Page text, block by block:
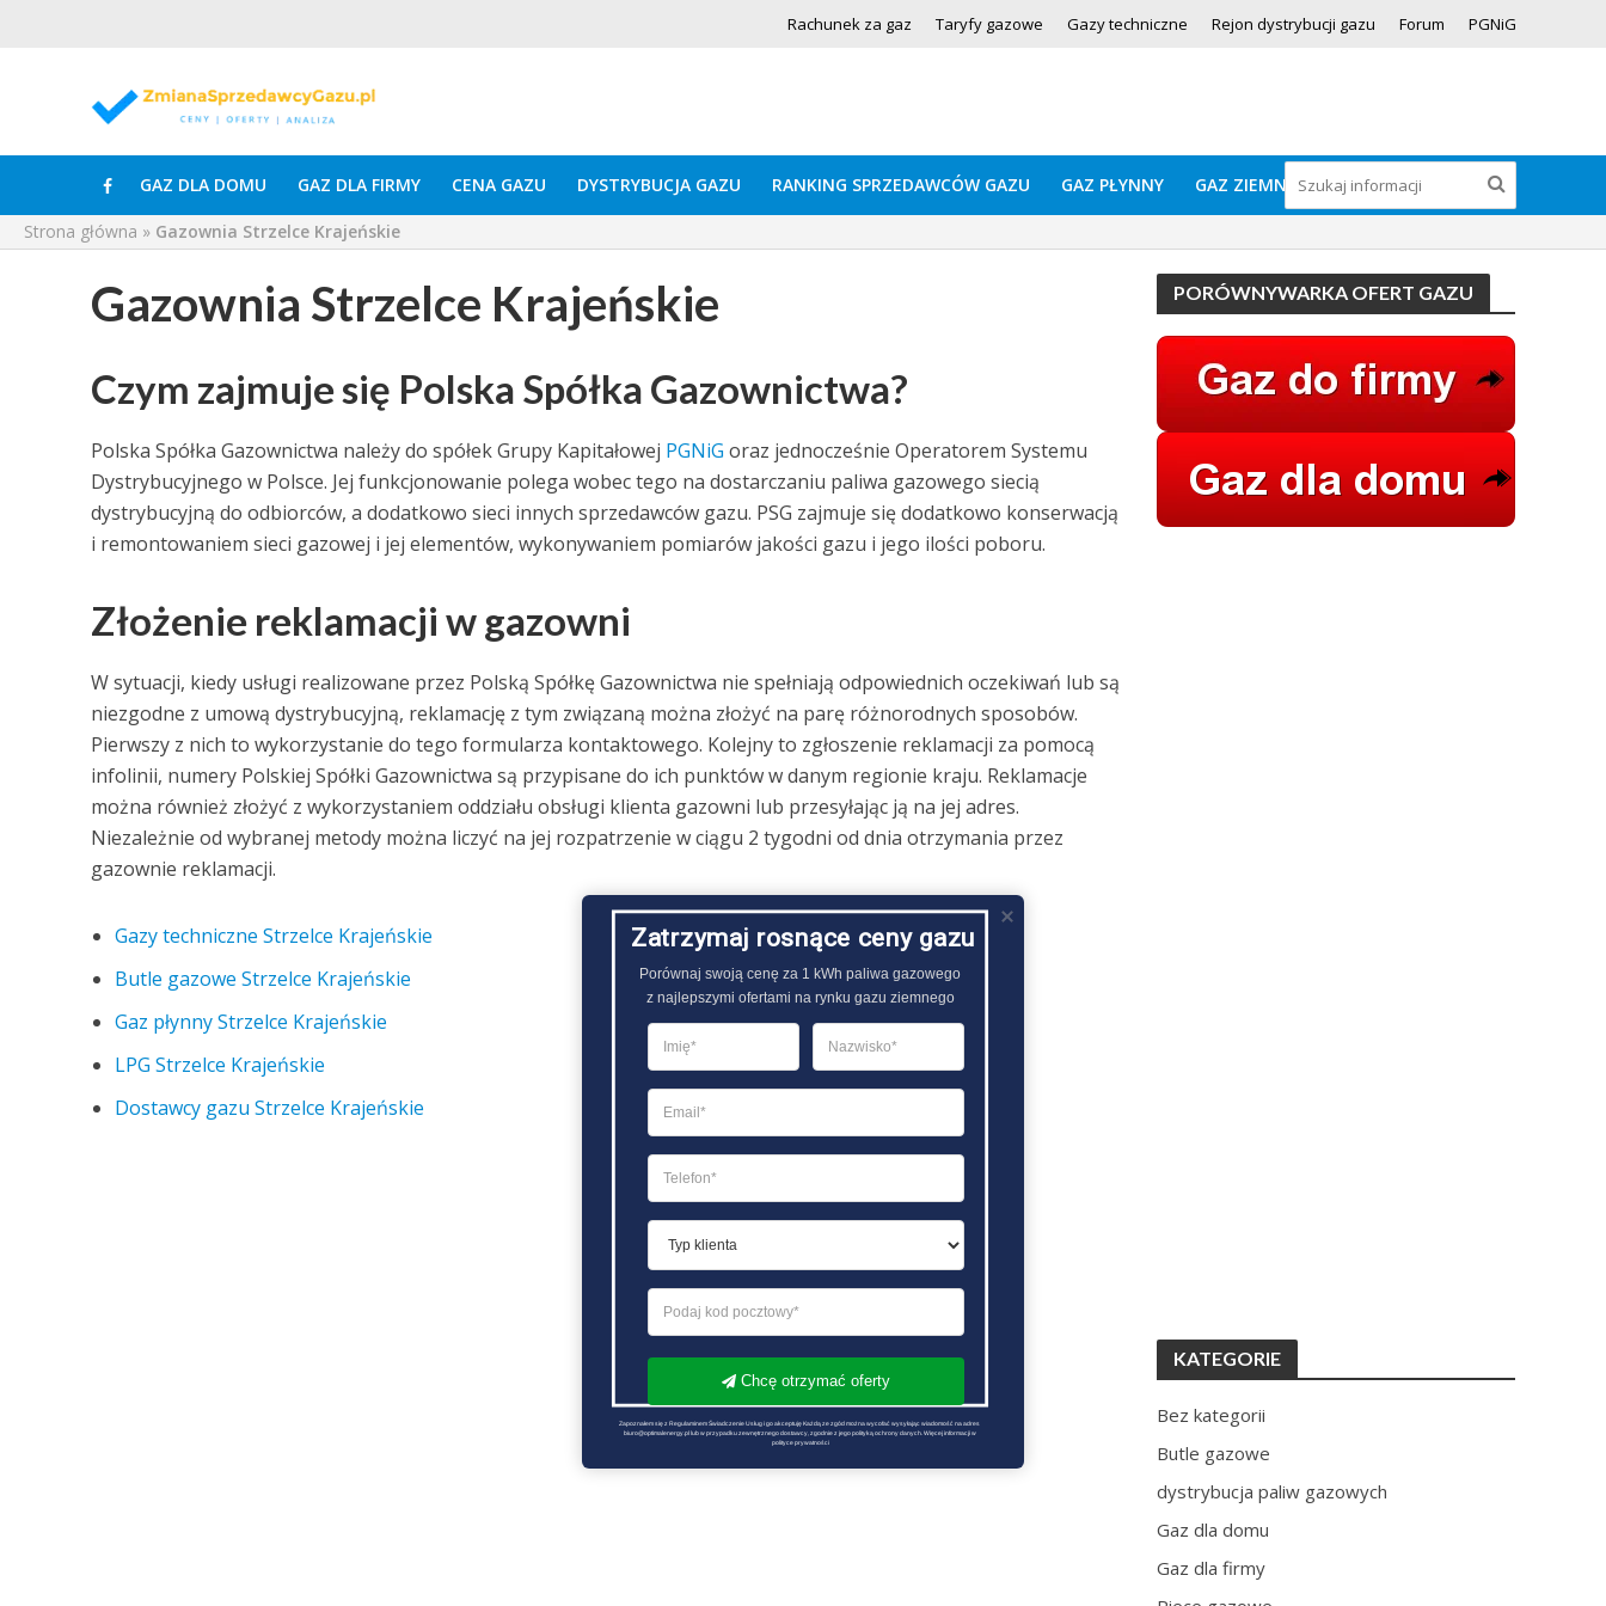
Rachunek za gaz Taryfy gazowe Gazy techniczne Rejon dystrybucji gazu Forum PGNiG
GAZ DLA DOMU GAZ DLA FIRMY CENA GAZU DYSTRYBUCJA GAZU RANKING SPRZEDAWCÓW GAZU GAZ PŁYNNY GAZ ZIEMNY
Strona główna » Gazownia Strzelce Krajeńskie
Gazownia Strzelce Krajeńskie
Czym zajmuje się Polska Spółka Gazownictwa?
Polska Spółka Gazownictwa należy do spółek Grupy Kapitałowej PGNiG oraz jednocześnie Operatorem Systemu
Dystrybucyjnego w Polsce. Jej funkcjonowanie polega wobec tego na dostarczaniu paliwa gazowego siecią
dystrybucyjną do odbiorców, a dodatkowo sieci innych sprzedawców gazu. PSG zajmuje się dodatkowo konserwacją
i remontowaniem sieci gazowej i jej elementów, wykonywaniem pomiarów jakości gazu i jego ilości poboru.
Złożenie reklamacji w gazowni
W sytuacji, kiedy usługi realizowane przez Polską Spółkę Gazownictwa nie spełniają odpowiednich oczekiwań lub są
niezgodne z umową dystrybucyjną, reklamację z tym związaną można złożyć na parę różnorodnych sposobów.
Pierwszy z nich to wykorzystanie do tego formularza kontaktowego. Kolejny to zgłoszenie reklamacji za pomocą
infolinii, numery Polskiej Spółki Gazownictwa są przypisane do ich punktów w danym regionie kraju. Reklamacje
można również złożyć z wykorzystaniem oddziału obsługi klienta gazowni lub przesyłając ją na jej adres.
Niezależnie od wybranej metody można liczyć na jej rozpatrzenie w ciągu 2 tygodni od dnia otrzymania przez
gazownie reklamacji.
Gazy techniczne Strzelce Krajeńskie
Butle gazowe Strzelce Krajeńskie
Gaz płynny Strzelce Krajeńskie
LPG Strzelce Krajeńskie
Dostawcy gazu Strzelce Krajeńskie
PORÓWNYWARKA OFERT GAZU
KATEGORIE
Bez kategorii
Butle gazowe
dystrybucja paliw gazowych
Gaz dla domu
Gaz dla firmy
Zatrzymaj rosnące ceny gazu
Porównaj swoją cenę za 1 kWh paliwa gazowego
z najlepszymi ofertami na rynku gazu ziemnego
Chcę otrzymać oferty
Zapoznałem się z Regulaminem Świadczenie Usług i go akceptuję Każdą ze zgód można wycofać wysyłając wiadomość na adres
biuro@optimalenergy.pl lub w przypadku zewnętrznego dostawcy, zgodnie z jego polityką ochrony danych. Więcej informacji w
polityce prywatności